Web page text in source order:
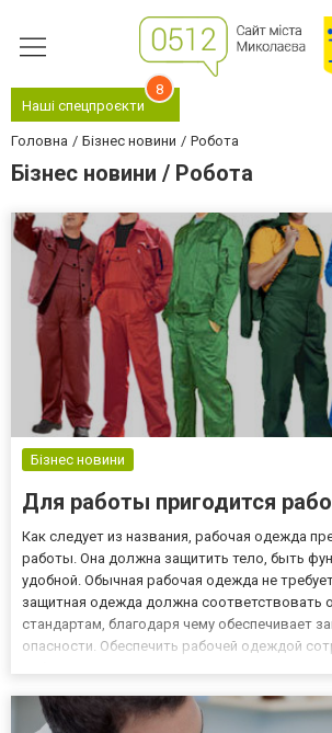
Наші спецпроєкти
8
Головна Бізнес новини Робота
Бізнес новини / Робота
Бізнес новини
Для работы пригодится
Как следует из названия, рабочая одежда
работы. Она должна защитить тело, быть
удобной. Обычная рабочая одежда не
защитная одежда должна соответствовать
стандартам, благодаря чему обеспечивает
опасности. Обеспечить рабочей одеждой
получите...